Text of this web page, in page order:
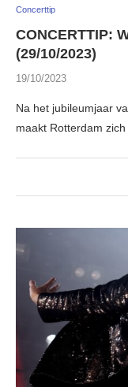
Concerttip
CONCERTTIP:
(29/10/2023)
19/10/2023
Na het jubileumjaar
maakt Rotterdam